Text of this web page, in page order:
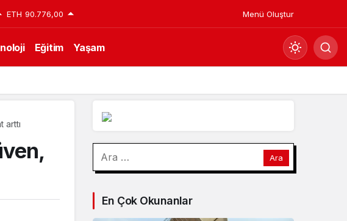
ETH 90.776,00 Menü Oluştur
Eğitim Yaşam
Mod
değiştir
Gece modunu seçin.
arttı
En Çok Okunanlar